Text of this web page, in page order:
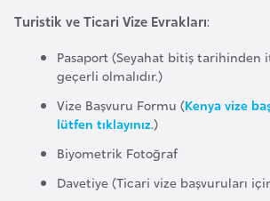
Turistik ve Ticari Vize Evrakları:
Pasaport (Seyahat bitiş tarihinden
geçerli olmalıdır.)
Vize Başvuru Formu (Kenya vize
lütfen tıklayınız.)
Biyometrik Fotoğraf
Davetiye (Ticari vize başvuruları
u